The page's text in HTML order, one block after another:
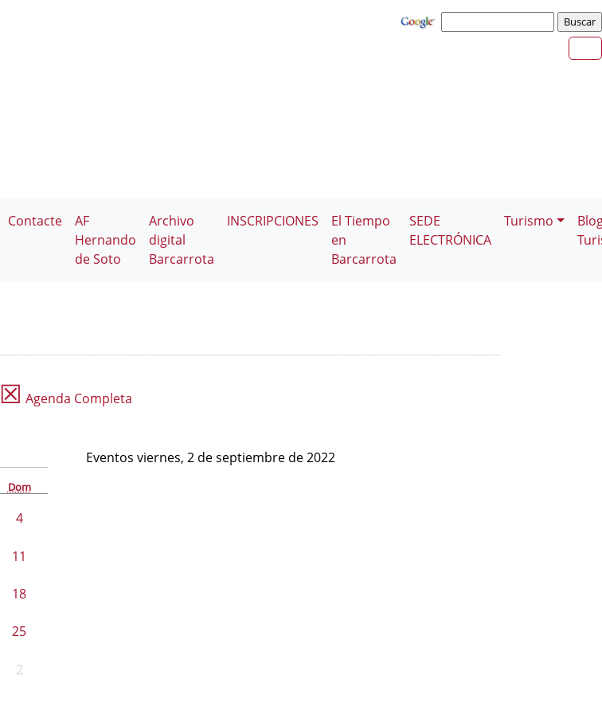
Contacte
AF
Hernando
de Soto
Archivo
digital
Barcarrota
INSCRIPCIONES
El Tiempo
en
Barcarrota
SEDE
ELECTRÓNICA
Turismo
☒ Agenda Completa
Dom
4
11
18
25
2
Eventos viernes, 2 de septiembre de 2022